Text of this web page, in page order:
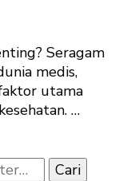
Seragam
medis,
utama
…